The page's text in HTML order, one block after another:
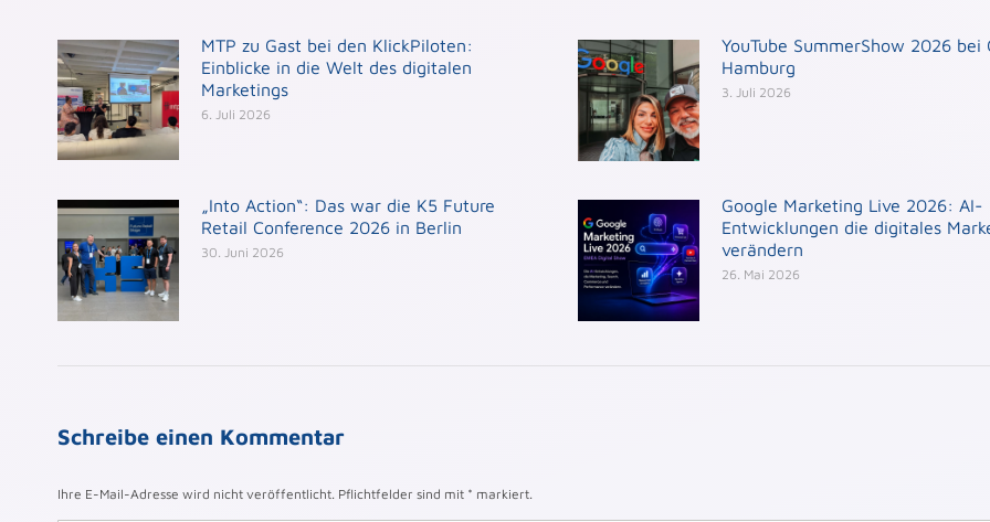
MTP zu Gast bei den KlickPiloten:
Einblicke in die Welt des digitalen
Marketings
6. Juli 2026
YouTube SummerShow 2026 bei
Hamburg
3. Juli 2026
„Into Action“: Das war die K5 Future
Retail Conference 2026 in Berlin
30. Juni 2026
Google Marketing Live 2026: AI-
Entwicklungen die digitales
verändern
26. Mai 2026
Schreibe einen Kommentar
Ihre E-Mail-Adresse wird nicht veröffentlicht. Pflichtfelder sind mit * markiert.